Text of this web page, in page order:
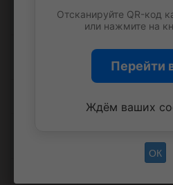
NP51106174
Отсканируйте QR-код
или нажмите на
Перейти
Ждём ваших
ОК